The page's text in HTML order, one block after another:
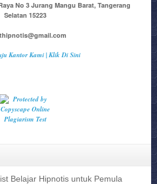
No 3 Jurang Mangu Barat, Tangerang
Selatan 15223
Kantor Kami | Klik Di Sini
Belajar Hipnotis untuk Pemula